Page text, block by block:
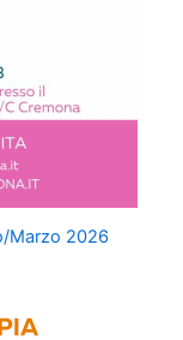
Marzo 2026